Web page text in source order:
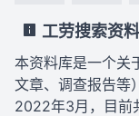
工劳搜索资
本资料库是一个关
文章、调查报告等
2022年3月，目前